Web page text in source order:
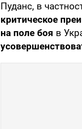
Пуданс, в
критическое
на поле боя в